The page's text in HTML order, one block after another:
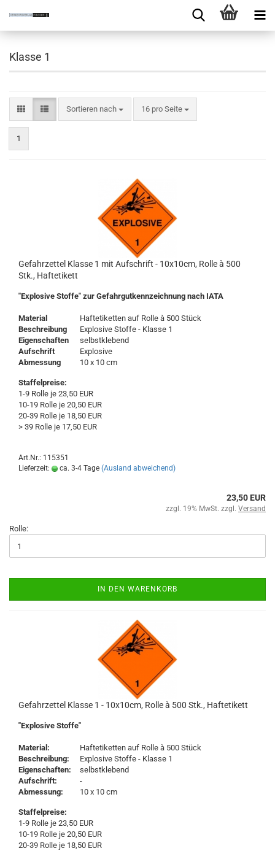
Klasse 1
Sortieren nach 16 pro Seite
1
Gefahrzettel Klasse 1 mit Aufschrift - 10x10cm, Rolle à 500
Stk., Haftetikett
"Explosive Stoffe" zur Gefahrgutkennzeichnung nach IATA
Material
Haftetiketten auf Rolle à 500 Stück
Beschreibung
Explosive Stoffe - Klasse 1
Eigenschaften
selbstklebend
Aufschrift
Explosive
Abmessung
10 x 10 cm
Staffelpreise:
1-9 Rolle je 23,50 EUR
10-19 Rolle je 20,50 EUR
20-39 Rolle je 18,50 EUR
> 39 Rolle je 17,50 EUR
Art.Nr.: 115351
Lieferzeit:
ca. 3-4 Tage (Ausland abweichend)
23,50 EUR
zzgl. 19% MwSt. zzgl. Versand
Rolle:
IN DEN WARENKORB
Gefahrzettel Klasse 1 - 10x10cm, Rolle à 500 Stk., Haftetikett
"Explosive Stoffe"
Material:
Haftetiketten auf Rolle à 500 Stück
Beschreibung:
Explosive Stoffe - Klasse 1
Eigenschaften:
selbstklebend
Aufschrift:
-
Abmessung:
10 x 10 cm
Staffelpreise:
1-9 Rolle je 23,50 EUR
10-19 Rolle je 20,50 EUR
20-39 Rolle je 18,50 EUR